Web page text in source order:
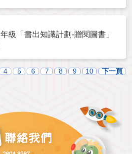
級「書出知識計劃-贈閱圖書」
4 5 6 7 8 9 10 下一頁